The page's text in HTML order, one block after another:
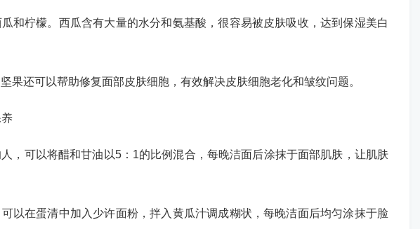
柠檬。西瓜含有大量的水分和氨基酸，很容易被皮肤吸收，达到保湿美白
还可以帮助修复面部皮肤细胞，有效解决皮肤细胞老化和皱纹问题。
可以将醋和甘油以5：1的比例混合，每晚洁面后涂抹于面部肌肤，让肌肤
在蛋清中加入少许面粉，拌入黄瓜汁调成糊状，每晚洁面后均匀涂抹于脸